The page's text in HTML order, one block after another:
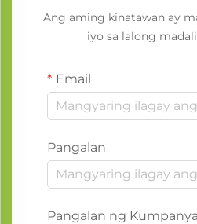
Ang aming kinatawan ay
iyo sa lalong
Email
Pangalan
Pangalan ng Kumpanya